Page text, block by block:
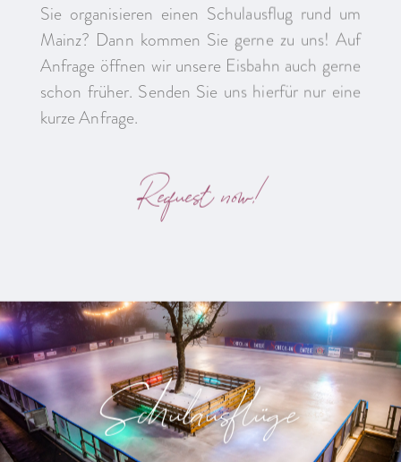
Schulausflüge
Sie organisieren einen Schulausflug rund um
Mainz? Dann kommen Sie gerne zu uns! Auf
Anfrage öffnen wir unsere Eisbahn auch gerne
schon früher. Senden Sie uns hierfür nur eine
kurze Anfrage.
Request now!